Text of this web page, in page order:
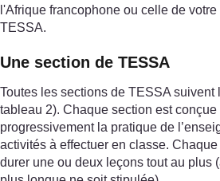
l'Afrique francophone ou celle de
TESSA.
Une section de TESSA
Toutes les sections de TESSA suivent
tableau 2). Chaque section est
progressivement la pratique de
activités à effectuer en classe.
durer une ou deux leçons tout au plus